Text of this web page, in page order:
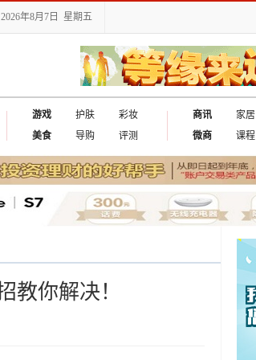
年8月7日 星期五
游戏 护肤
彩妆
美食
导购 评测
商讯
家居
微商
课程
教你解决！